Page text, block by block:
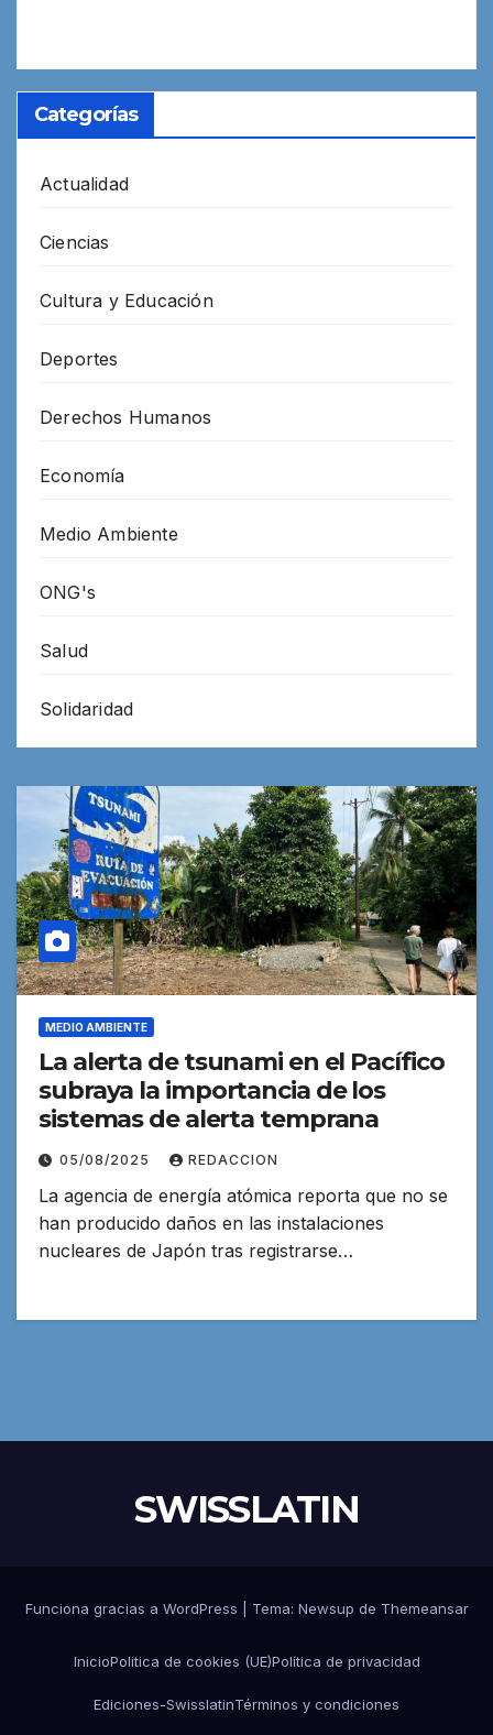
Categorías
Actualidad
Ciencias
Cultura y Educación
Deportes
Derechos Humanos
Economía
Medio Ambiente
ONG's
Salud
Solidaridad
MEDIO AMBIENTE
La alerta de tsunami en el Pacífico
subraya la importancia de los
sistemas de alerta temprana
05/08/2025 REDACCION
La agencia de energía atómica reporta que no se
han producido daños en las instalaciones
nucleares de Japón tras registrarse…
SWISSLATIN
Funciona gracias a WordPress Tema: Newsup de Themeansar
InicioPolitica de cookies (UE)Política de privacidad
Ediciones-SwisslatinTérminos y condiciones